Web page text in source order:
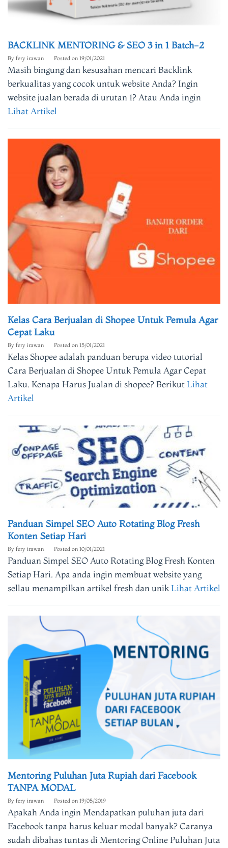
BACKLINK MENTORING & SEO 3 in 1 Batch-2
By fery irawan Posted on 19/01/2021
Masih bingung dan kesusahan mencari Backlink
berkualitas yang cocok untuk website Anda? Ingin
website jualan berada di urutan 1? Atau Anda ingin
Lihat Artikel
Kelas Cara Berjualan di Shopee Untuk Pemula Agar
Cepat Laku
By fery irawan Posted on 15/01/2021
Kelas Shopee adalah panduan berupa video tutorial
Cara Berjualan di Shopee Untuk Pemula Agar Cepat
Laku. Kenapa Harus Jualan di shopee? BerikutLihat
Artikel
Panduan Simpel SEO Auto Rotating Blog Fresh
Konten Setiap Hari
By fery irawan Posted on 10/01/2021
Panduan Simpel SEO Auto Rotating Blog Fresh Konten
Setiap Hari. Apa anda ingin membuat website yang
sellau menampilkan artikel fresh dan unikLihat Artikel
Mentoring Puluhan Juta Rupiah dari Facebook
TANPA MODAL
By fery irawan Posted on 19/05/2019
Apakah Anda ingin Mendapatkan puluhan juta dari
Facebook tanpa harus keluar modal banyak? Caranya
sudah dibahas tuntas di Mentoring Online Puluhan Juta